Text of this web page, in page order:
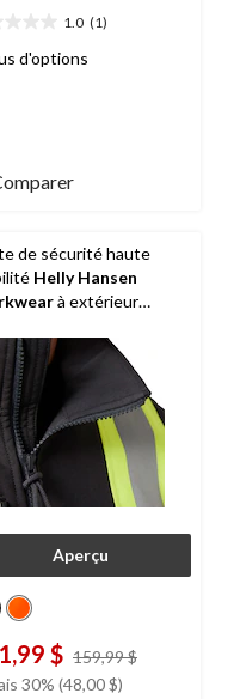
1.0 (1)
d'options
de sécurité haute
Helly Hansen
à extérieur
Aperçu
$ 159,99 $
30% (48,00 $)